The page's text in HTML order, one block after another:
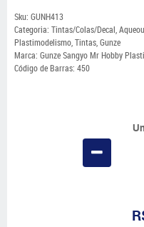
Sku: GUNH413
Categoria: Tintas/Colas/Decal,
Plastimodelismo,Tintas,Gunze
Marca: Gunze Sangyo Mr Hobby
Código de Barras: 450